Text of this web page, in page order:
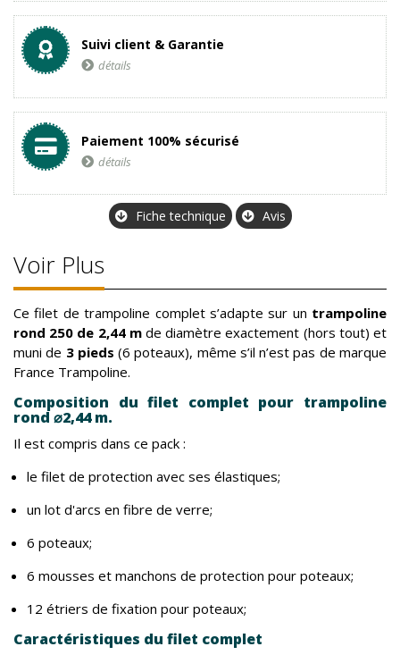
Suivi client & Garantie
détails
Paiement 100% sécurisé
détails
Fiche technique Avis
Voir Plus
Ce filet de trampoline complet s’adapte sur un trampoline
rond 250 de 2,44 m de diamètre exactement (hors tout) et
muni de 3 pieds (6 poteaux), même s’il n’est pas de marque
France Trampoline.
Composition du filet complet pour trampoline
rond⌀2,44 m.
Il est compris dans ce pack :
le filet de protection avec ses élastiques;
un lot d'arcs en fibre de verre;
6 poteaux;
6 mousses et manchons de protection pour poteaux;
12 étriers de fixation pour poteaux;
Caractéristiques du filet complet